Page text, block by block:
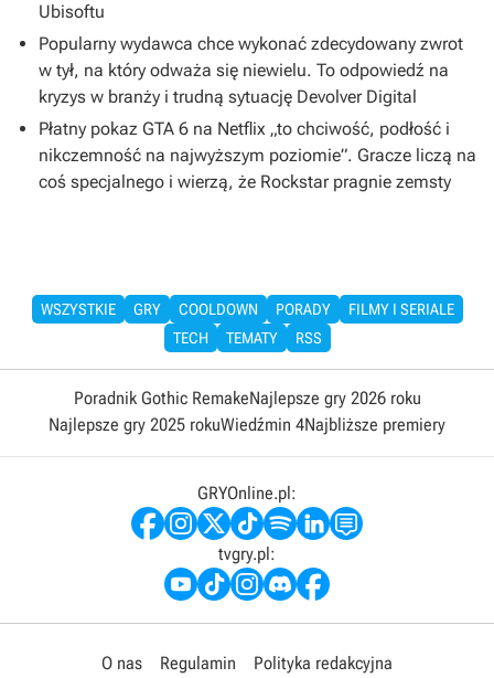
Ubisoftu
Popularny wydawca chce wykonać zdecydowany zwrot
w tył, na który odważa się niewielu. To odpowiedź na
kryzys w branży i trudną sytuację Devolver Digital
Płatny pokaz GTA 6 na Netflix „to chciwość, podłość i
nikczemność na najwyższym poziomie”. Gracze liczą na
coś specjalnego i wierzą, że Rockstar pragnie zemsty
WSZYSTKIE GRY COOLDOWN PORADY
FILMY I SERIALE
TECH
TEMATY RSS
Poradnik Gothic RemakeNajlepsze gry 2026 roku
Najlepsze gry 2025 rokuWiedźmin 4Najbliższe premiery
GRYOnline.pl:
tvgry.pl:
O nas Regulamin Polityka redakcyjna